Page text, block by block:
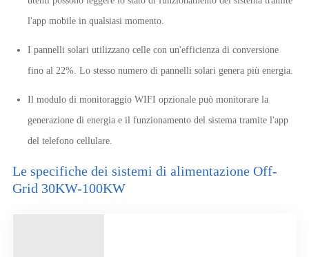
l'app mobile in qualsiasi momento.
I pannelli solari utilizzano celle con un'efficienza di conversione
fino al 22%. Lo stesso numero di pannelli solari genera più energia.
Il modulo di monitoraggio WIFI opzionale può monitorare la
generazione di energia e il funzionamento del sistema tramite l'app
del telefono cellulare.
Le specifiche dei sistemi di alimentazione Off-
Grid 30KW-100KW